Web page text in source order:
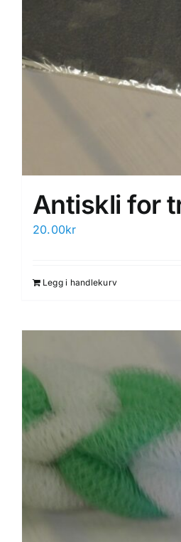
Antiskli for
20.00kr
Legg i handlekurv